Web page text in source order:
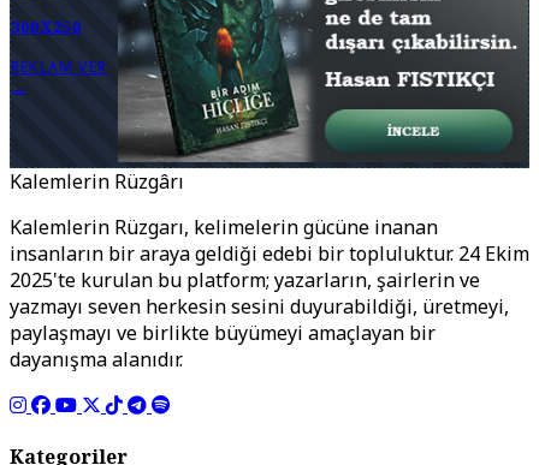
300X250
REKLAM VER
→
Kalemlerin Rüzgârı
Kalemlerin Rüzgarı, kelimelerin gücüne inanan
insanların bir araya geldiği edebi bir topluluktur. 24 Ekim
2025'te kurulan bu platform; yazarların, şairlerin ve
yazmayı seven herkesin sesini duyurabildiği, üretmeyi,
paylaşmayı ve birlikte büyümeyi amaçlayan bir
dayanışma alanıdır.
Kategoriler